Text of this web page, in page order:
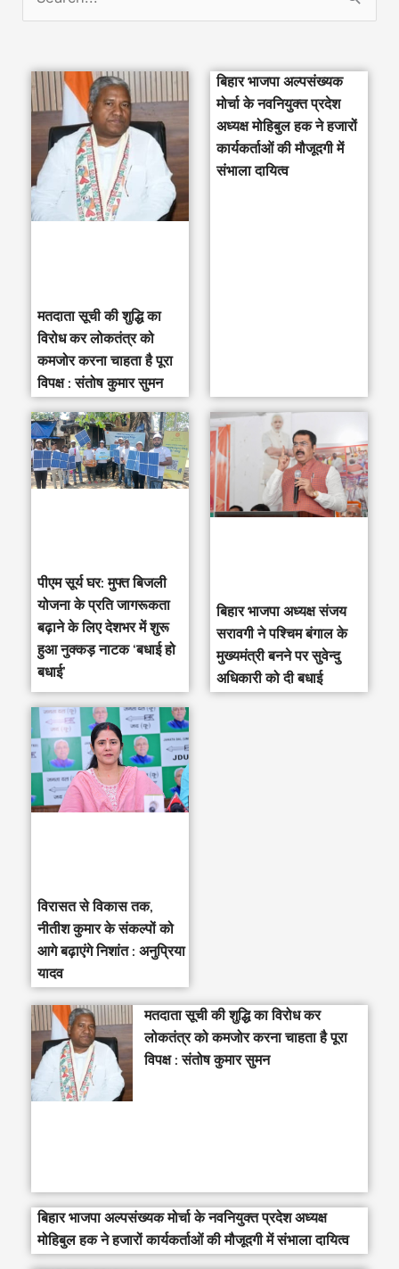
मतदाता सूची की शुद्धि का
विरोध कर लोकतंत्र को
कमजोर करना चाहता है पूरा
विपक्ष : संतोष कुमार सुमन
बिहार भाजपा अल्पसंख्यक
मोर्चा के नवनियुक्त प्रदेश
अध्यक्ष मोहिबुल हक ने हजारों
कार्यकर्ताओं की मौजूदगी में
संभाला दायित्व
पीएम सूर्य घर: मुफ्त बिजली
योजना के प्रति जागरूकता
बढ़ाने के लिए देशभर में शुरू
हुआ नुक्कड़ नाटक ‘बधाई हो
बधाई’
‎बिहार भाजपा अध्यक्ष संजय
सरावगी ने पश्चिम बंगाल के
मुख्यमंत्री बनने पर सुवेन्दु
अधिकारी को दी बधाई
विरासत से विकास तक,
नीतीश कुमार के संकल्पों को
आगे बढ़ाएंगे निशांत : अनुप्रिया
यादव
मतदाता सूची की शुद्धि का विरोध कर
लोकतंत्र को कमजोर करना चाहता है पूरा
विपक्ष : संतोष कुमार सुमन
बिहार भाजपा अल्पसंख्यक मोर्चा के नवनियुक्त प्रदेश अध्यक्ष
मोहिबुल हक ने हजारों कार्यकर्ताओं की मौजूदगी में संभाला दायित्व